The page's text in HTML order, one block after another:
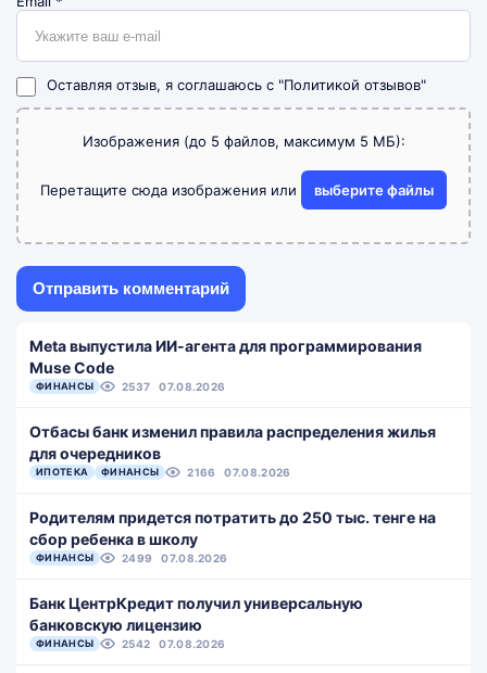
Оставляя отзыв, я соглашаюсь с "Политикой отзывов"
Изображения (до 5 файлов, максимум 5 МБ):
Перетащите сюда изображения или выберите файлы
Meta выпустила ИИ-агента для программирования
Muse Code
ФИНАНСЫ 2537 07.08.2026
Отбасы банк изменил правила распределения жилья
для очередников
ИПОТЕКА ФИНАНСЫ 2166 07.08.2026
Родителям придется потратить до 250 тыс. тенге на
сбор ребенка в школу
ФИНАНСЫ 2499 07.08.2026
Банк ЦентрКредит получил универсальную
банковскую лицензию
ФИНАНСЫ 2542 07.08.2026